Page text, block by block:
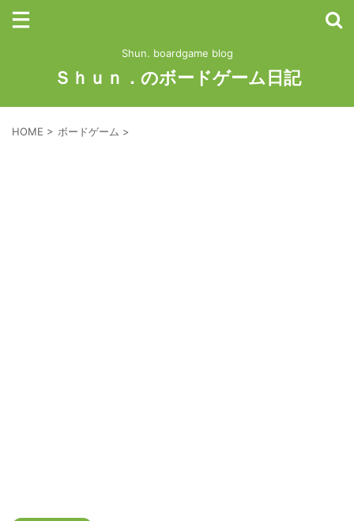
Shun. boardgame blog
Ｓｈｕｎ．のボードゲーム日記
HOME > ボードゲーム >